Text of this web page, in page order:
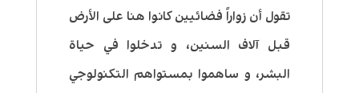
تقول أن زواراً فضائيين كانوا هنا على الأرض
قبل آلاف السنين، و تدخلوا في حياة
البشر، و ساهموا بمستواهم التكنولوجي